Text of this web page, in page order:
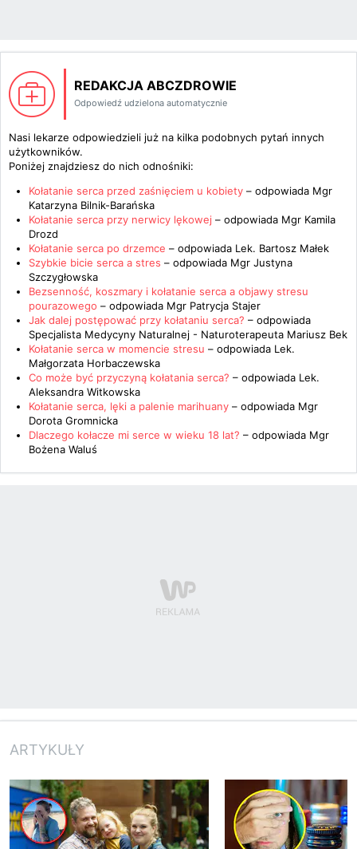
REDAKCJA ABCZDROWIE
Odpowiedź udzielona automatycznie
Nasi lekarze odpowiedzieli już na kilka podobnych pytań innych
użytkowników.
Poniżej znajdziesz do nich odnośniki:
Kołatanie serca przed zaśnięciem u kobiety – odpowiada Mgr
Katarzyna Bilnik-Barańska
Kołatanie serca przy nerwicy lękowej – odpowiada Mgr Kamila
Drozd
Kołatanie serca po drzemce – odpowiada Lek. Bartosz Małek
Szybkie bicie serca a stres – odpowiada Mgr Justyna
Szczygłowska
Bezsenność, koszmary i kołatanie serca a objawy stresu
pourazowego – odpowiada Mgr Patrycja Stajer
Jak dalej postępować przy kołataniu serca? – odpowiada
Specjalista Medycyny Naturalnej - Naturoterapeuta Mariusz Bek
Kołatanie serca w momencie stresu – odpowiada Lek.
Małgorzata Horbaczewska
Co może być przyczyną kołatania serca? – odpowiada Lek.
Aleksandra Witkowska
Kołatanie serca, lęki a palenie marihuany – odpowiada Mgr
Dorota Gromnicka
Dlaczego kołacze mi serce w wieku 18 lat? – odpowiada Mgr
Bożena Waluś
ARTYKUŁY